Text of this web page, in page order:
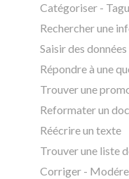
Catégoriser -
Rechercher une
Saisir des données
Répondre à une
Trouver une
Reformater un
Réécrire un texte
Trouver une liste
Corriger -